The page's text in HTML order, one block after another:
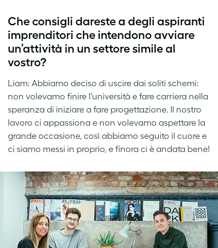
Che consigli dareste a degli aspiranti
imprenditori che intendono avviare
un’attività in un settore simile al
vostro?
Liam: Abbiamo deciso di uscire dai soliti schemi:
non volevamo finire l’università e fare carriera nella
speranza di iniziare a fare progettazione. Il nostro
lavoro ci appassiona e non volevamo aspettare la
grande occasione, così abbiamo seguito il cuore e
ci siamo messi in proprio, e finora ci è andata bene!